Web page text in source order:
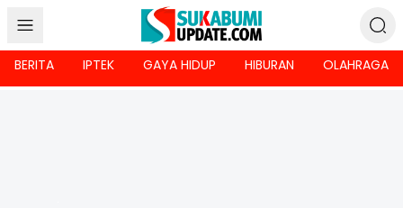
BERITA IPTEK GAYA HIDUP HIBURAN OLAHRAGA